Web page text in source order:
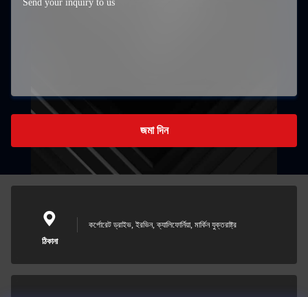
জমা দিন
ঠিকানা
কর্পোরেট ড্রাইভ, ইরভিন, ক্যালিফোর্নিয়া, মার্কিন যুক্তরাষ্ট্র